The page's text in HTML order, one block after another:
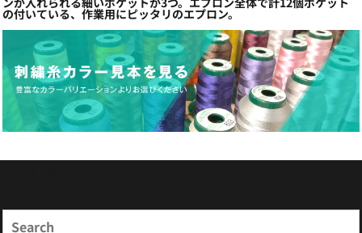
の付いている、作業用にピッタリのエプロン。